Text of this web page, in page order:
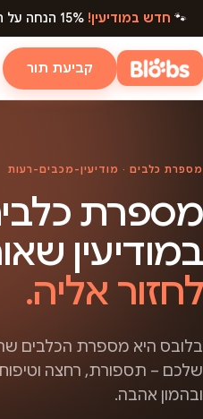
🐾 חדש במודיעין!
קביעת תור
מספרת כלבים · מודיעין-מכבים-רעות
מספרת
במודיעין
לחזור אליה.
בלובס היא מספרת הכלבים
שלכם – תספורת, רחצה
ובהמון אהבה.